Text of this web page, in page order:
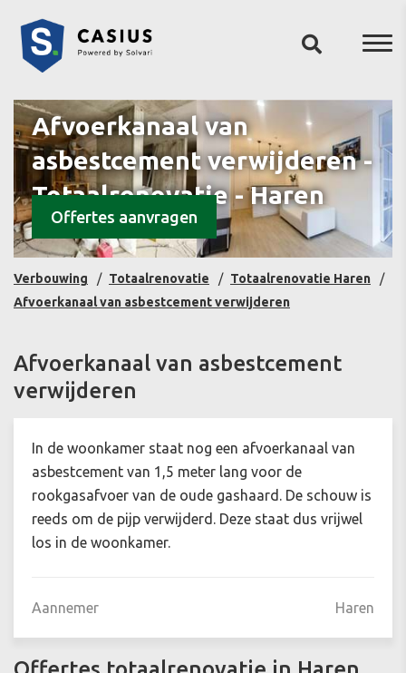
Afvoerkanaal van
asbestcement verwijderen -
Totaalrenovatie - Haren
Offertes aanvragen
Verbouwing Totaalrenovatie
Totaalrenovatie Haren
Afvoerkanaal van asbestcement verwijderen
Afvoerkanaal van asbestcement
verwijderen
In de woonkamer staat nog een afvoerkanaal van
asbestcement van 1,5 meter lang voor de
rookgasafvoer van de oude gashaard. De schouw is
reeds om de pijp verwijderd. Deze staat dus vrijwel
los in de woonkamer.
Aannemer Haren